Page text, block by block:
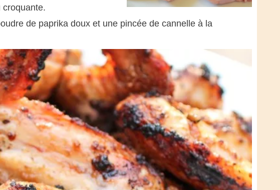
croquante.
de paprika doux et une pincée de cannelle à la